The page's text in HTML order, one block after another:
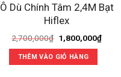
Ô Dù Chính Tâm 2,4M Bạt
Hiflex
2,700,000₫ Giá
gốc
là:
2,700,000₫.
1,800,000₫Giá
hiện
THÊM VÀO GIỎ HÀNG